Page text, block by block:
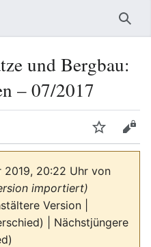
und Bergbau:
– 07/2017
2019, 20:22 Uhr von
importiert)
Version |
| Nächstjüngere